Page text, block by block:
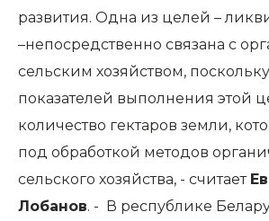
развития. Одна из целей –
–непосредственно связана с
сельским хозяйством,
показателей выполнения этой
количество гектаров земли,
под обработкой методов
сельского хозяйства, - считает
Лобанов. - В республике